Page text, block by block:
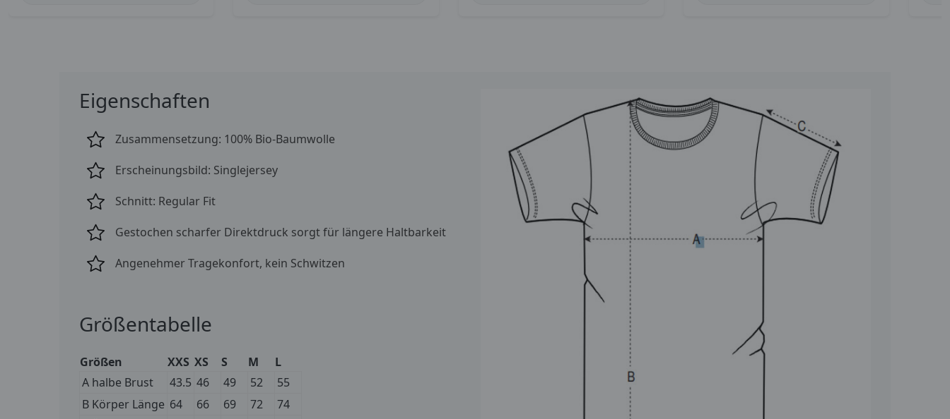
Eigenschaften
Zusammensetzung: 100% Bio-Baumwolle
Erscheinungsbild: Singlejersey
Schnitt: Regular Fit
Gestochen scharfer Direktdruck sorgt für längere Haltbarkeit
Angenehmer Tragekonfort, kein Schwitzen
Größentabelle
Größen XXS XS S M
L
A halbe Brust
43.5 46 49 52
55
B Körper Länge 64 66 69 72
74